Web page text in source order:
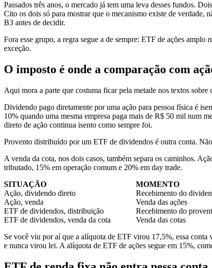
Passados três anos, o mercado já tem uma leva desses fundos.
Cito os dois só para mostrar que o mecanismo existe de
B3 antes de decidir.
Fora esse grupo, a regra segue a de sempre: ETF de ações
exceção.
O imposto é onde a comparação com
Aqui mora a parte que costuma ficar pela metade nos textos sobre
Dividendo pago diretamente por uma ação para pessoa física é
10% quando uma mesma empresa paga mais de R$ 50 mil num
direto de ação continua isento como sempre foi.
Provento distribuído por um ETF de dividendos é outra conta.
A venda da cota, nos dois casos, também separa os caminhos.
tributado, 15% em operação comum e 20% em day trade.
SITUAÇÃO
MOMENTO
Ação, dividendo direto
Recebimento do
Ação, venda
Venda das ações
ETF de dividendos, distribuição
Recebimento do
ETF de dividendos, venda da cota
Venda das cotas
Se você viu por aí que a alíquota de ETF virou 17,5%, essa
e nunca virou lei. A alíquota de ETF de ações segue em 15%,